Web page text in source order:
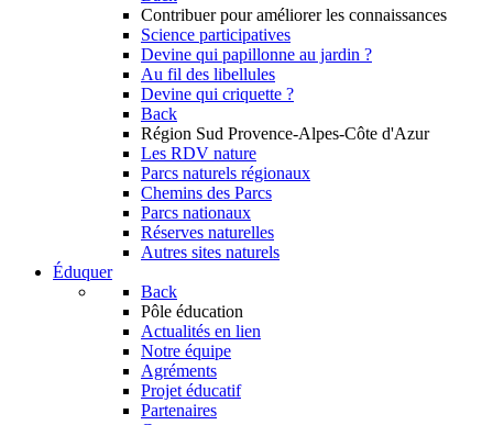
Contribuer pour améliorer les connaissances
Science participatives
Devine qui papillonne au jardin ?
Au fil des libellules
Devine qui criquette ?
Back
Région Sud Provence-Alpes-Côte d'Azur
Les RDV nature
Parcs naturels régionaux
Chemins des Parcs
Parcs nationaux
Réserves naturelles
Autres sites naturels
Éduquer
Back
Pôle éducation
Actualités en lien
Notre équipe
Agréments
Projet éducatif
Partenaires